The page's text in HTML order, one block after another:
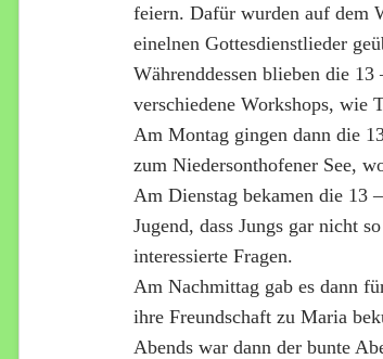
feiern. Dafür wurden auf dem
einelnen Gottesdienstlieder
Währenddessen blieben die
verschiedene Workshops, wie
Am Montag gingen dann die
zum Niedersonthofener See,
Am Dienstag bekamen die 13
Jugend, dass Jungs gar nicht
interessierte Fragen.
Am Nachmittag gab es dann
ihre Freundschaft zu Maria
Abends war dann der bunte